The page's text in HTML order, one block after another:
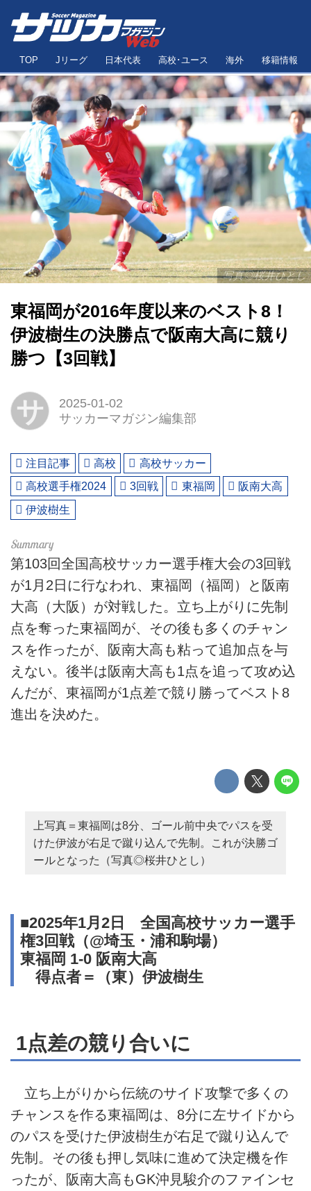
TOP Jリーグ 日本代表 高校･ユース 海外 移籍情報
写真◎桜井ひとし
東福岡が2016年度以来のベスト8！
伊波樹生の決勝点で阪南大高に競り
勝つ【3回戦】
サ
2025-01-02
サッカーマガジン編集部
注目記事 高校
高校サッカー
高校選手権2024
3回戦 東福岡
阪南大高
伊波樹生
第103回全国高校サッカー選手権大会の3回戦
が1月2日に行なわれ、東福岡（福岡）と阪南
大高（大阪）が対戦した。立ち上がりに先制
点を奪った東福岡が、その後も多くのチャン
スを作ったが、阪南大高も粘って追加点を与
えない。後半は阪南大高も1点を追って攻め込
んだが、東福岡が1点差で競り勝ってベスト8
進出を決めた。
上写真＝東福岡は8分、ゴール前中央でパスを受
けた伊波が右足で蹴り込んで先制。これが決勝ゴ
ールとなった（写真◎桜井ひとし）
■2025年1月2日 全国高校サッカー選手
権3回戦（@埼玉・浦和駒場）
東福岡 1-0 阪南大高
得点者＝（東）伊波樹生
1点差の競り合いに
立ち上がりから伝統のサイド攻撃で多くの
チャンスを作る東福岡は、8分に左サイドから
のパスを受けた伊波樹生が右足で蹴り込んで
先制。その後も押し気味に進めて決定機を作
ったが、阪南大高もGK沖見駿介のファインセ